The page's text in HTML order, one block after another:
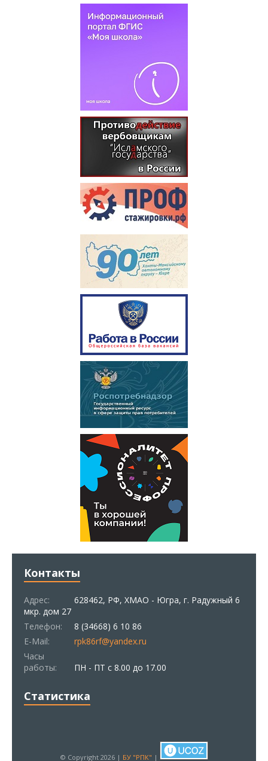
Контакты
Адрес:
628462, РФ, ХМАО - Югра, г. Радужный 6
мкр. дом 27
Телефон:
8 (34668) 6 10 86
E-Mail:
rpk86rf@yandex.ru
Часы
работы:
ПН - ПТ с 8.00 до 17.00
Статистика
© Copyright 2026 | БУ "РПК" |